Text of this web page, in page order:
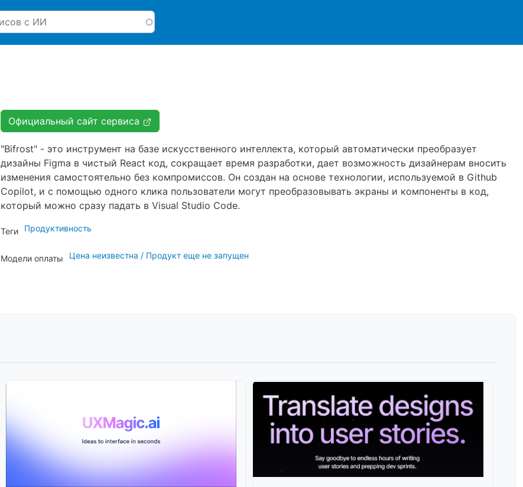
Перейти к основному содержанию
Официальный сайт сервиса
"Bifrost" - это инструмент на базе искусственного интеллекта, который автоматически преобразует
дизайны Figma в чистый React код, сокращает время разработки, дает возможность дизайнерам вносить
изменения самостоятельно без компромиссов. Он создан на основе технологии, используемой в Github
Copilot, и с помощью одного клика пользователи могут преобразовывать экраны и компоненты в код,
который можно сразу падать в Visual Studio Code.
Теги Продуктивность
Модели оплаты Цена неизвестна / Продукт еще не запущен